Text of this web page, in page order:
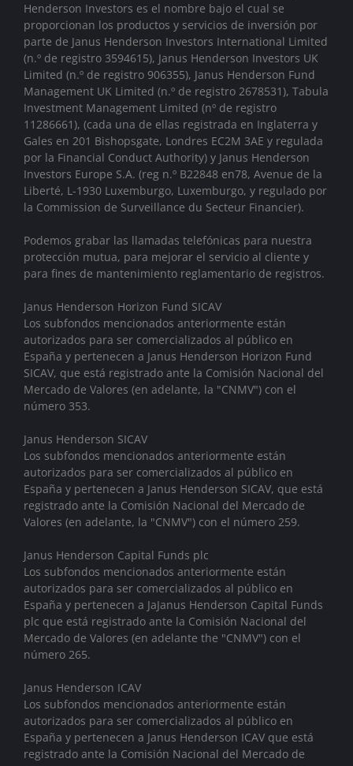
Henderson Investors es el nombre bajo el cual se
proporcionan los productos y servicios de inversión por
parte de Janus Henderson Investors International Limited
(n.º de registro 3594615), Janus Henderson Investors UK
Limited (n.º de registro 906355), Janus Henderson Fund
Management UK Limited (n.º de registro 2678531), Tabula
Investment Management Limited (nº de registro
11286661), (cada una de ellas registrada en Inglaterra y
Gales en 201 Bishopsgate, Londres EC2M 3AE y regulada
por la Financial Conduct Authority) y Janus Henderson
Investors Europe S.A. (reg n.º B22848 en78, Avenue de la
Liberté, L-1930 Luxemburgo, Luxemburgo, y regulado por
la Commission de Surveillance du Secteur Financier).
Podemos grabar las llamadas telefónicas para nuestra
protección mutua, para mejorar el servicio al cliente y
para fines de mantenimiento reglamentario de registros.
Janus Henderson Horizon Fund SICAV
Los subfondos mencionados anteriormente están
autorizados para ser comercializados al público en
España y pertenecen a Janus Henderson Horizon Fund
SICAV, que está registrado ante la Comisión Nacional del
Mercado de Valores (en adelante, la "CNMV") con el
número 353.
Janus Henderson SICAV
Los subfondos mencionados anteriormente están
autorizados para ser comercializados al público en
España y pertenecen a Janus Henderson SICAV, que está
registrado ante la Comisión Nacional del Mercado de
Valores (en adelante, la "CNMV") con el número 259.
Janus Henderson Capital Funds plc
Los subfondos mencionados anteriormente están
autorizados para ser comercializados al público en
España y pertenecen a JaJanus Henderson Capital Funds
plc que está registrado ante la Comisión Nacional del
Mercado de Valores (en adelante the "CNMV") con el
número 265.
Janus Henderson ICAV
Los subfondos mencionados anteriormente están
autorizados para ser comercializados al público en
España y pertenecen a Janus Henderson ICAV que está
registrado ante la Comisión Nacional del Mercado de